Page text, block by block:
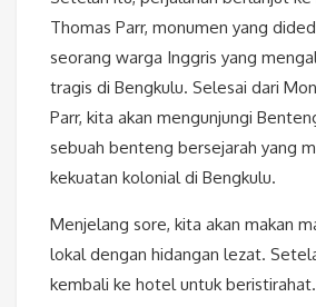
Thomas Parr, monumen yang
seorang warga Inggris yang
tragis di Bengkulu. Selesai dari
Parr, kita akan mengunjungi
sebuah benteng bersejarah yang
kekuatan kolonial di Bengkulu.
Menjelang sore, kita akan makan
lokal dengan hidangan lezat.
kembali ke hotel untuk beristirahat.